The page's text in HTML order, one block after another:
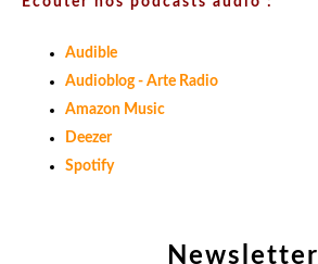
Newsletter
Audible
Audioblog - Arte Radio
Amazon Music
Deezer
Spotify